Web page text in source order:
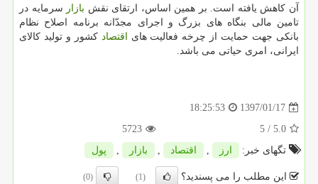
آن كاهش یافته است. بر همین اساس، ارتقای نقش بازار سرمایه در
تامین مالی بنگاه های بزرگ و اجرای مجدّانه برنامه اصلاح نظام
بانكی جهت حمایت از چرخه فعالیت های اقتصاد كشور و تولید كالای
ایرانی، امری حیاتی می باشد.
1397/01/17
18:25:53
5.0
/ 5
5723
تگهای خبر:
ارز , اقتصاد , بازار , پول
این مطلب را می پسندید؟ (1)
(0)